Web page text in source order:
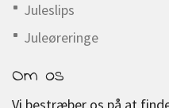
Juleslips
Juleøreringe
Om os
Vi bestræber os på at